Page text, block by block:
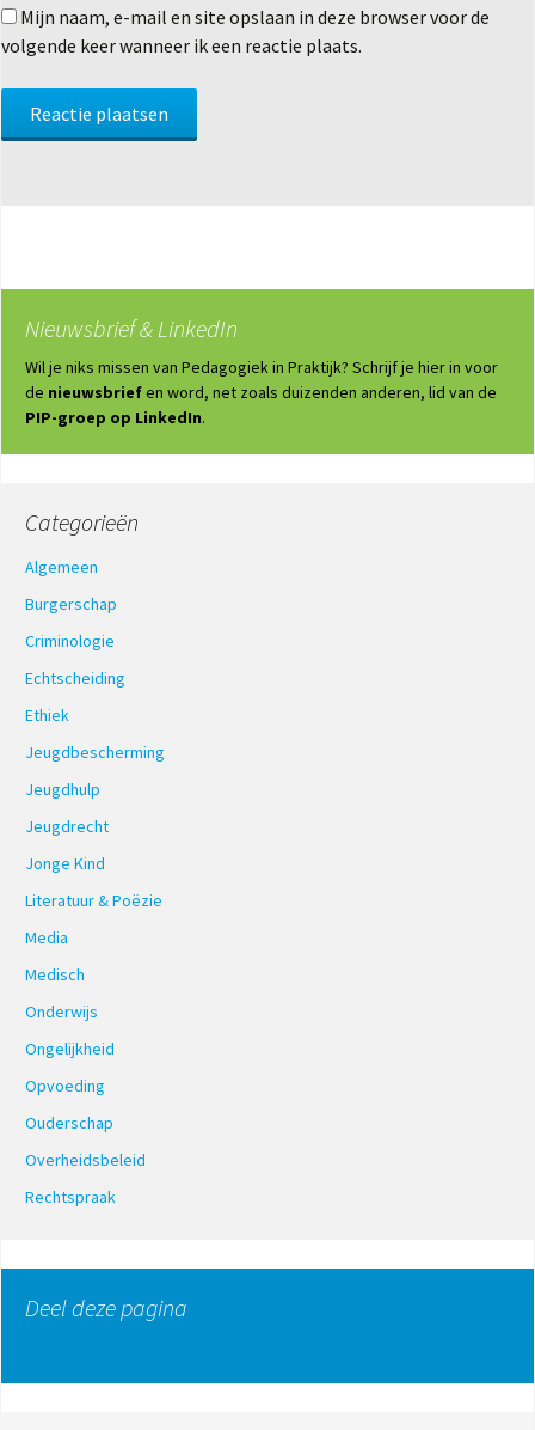
Mijn naam, e-mail en site opslaan in deze browser voor de
volgende keer wanneer ik een reactie plaats.
Nieuwsbrief & LinkedIn
Wil je niks missen van Pedagogiek in Praktijk? Schrijf je hier in voor
de nieuwsbriefen word, net zoals duizenden anderen, lid van de
PIP-groep op LinkedIn.
Categorieën
Algemeen
Burgerschap
Criminologie
Echtscheiding
Ethiek
Jeugdbescherming
Jeugdhulp
Jeugdrecht
Jonge Kind
Literatuur & Poëzie
Media
Medisch
Onderwijs
Ongelijkheid
Opvoeding
Ouderschap
Overheidsbeleid
Rechtspraak
Deel deze pagina